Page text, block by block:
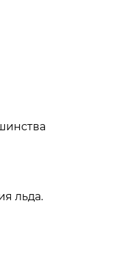
льда.